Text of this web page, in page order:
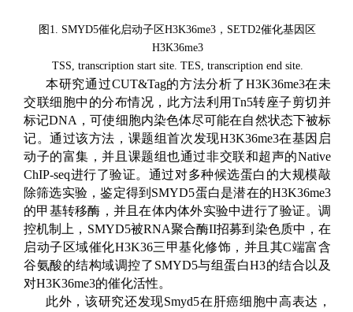
图1. SMYD5催化启动子区H3K36me3 ， SETD2催化基因区
H3K36me3
TSS, transcription start site. TES, transcription end site.
本研究通过CUT&Tag的方法分析了H3K36me3在未
交联细胞中的分布情况，此方法利用 Tn5转座子剪切并
标记DNA ，可使细胞内染色体尽可能在自然状态下被标
记。通过该方法，课题组首次发现H3K36me3在基因启
动子的富集，并且课题组也通过非交联和超声的Native
ChIP-seq进行了验证。通过对多种候选蛋白的大规模敲
除筛选实验，鉴定得到 SMYD5蛋白是潜在的H3K36me3
的甲基转移酶，并且在体内体外实验中进行了验证。调
控机制上， SMYD5被RNA聚合酶II招募到染色质中，在
启动子区域催化H3K36三甲基化修饰，并且其C端富含
谷氨酸的结构域调控了 SMYD5与组蛋白H3的结合以及
对H3K36me3的催化活性。
此外，该研究还发现Smyd5在肝癌细胞中高表达，